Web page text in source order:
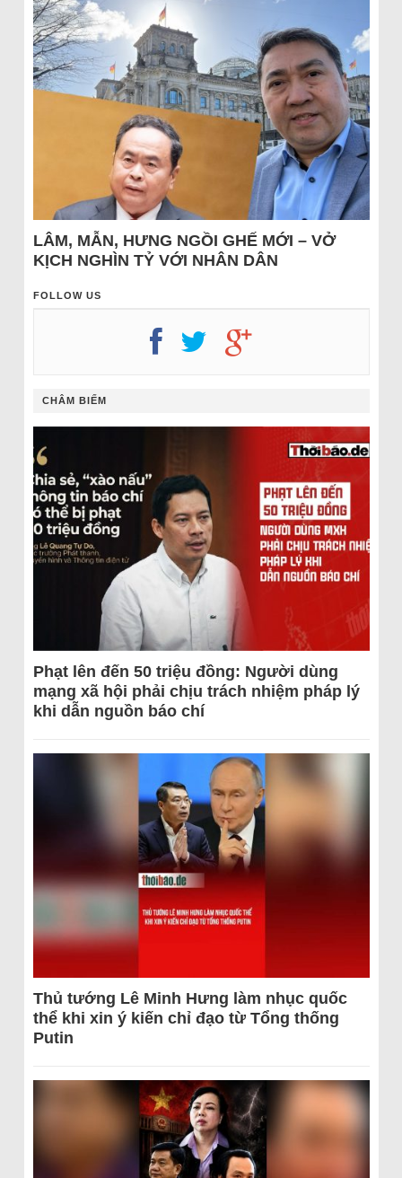
LÂM, MẪN, HƯNG NGỒI GHẾ MỚI – VỞ
KỊCH NGHÌN TỶ VỚI NHÂN DÂN
FOLLOW US
CHÂM BIẾM
Phạt lên đến 50 triệu đồng: Người dùng
mạng xã hội phải chịu trách nhiệm pháp lý
khi dẫn nguồn báo chí
Thủ tướng Lê Minh Hưng làm nhục quốc
thể khi xin ý kiến chỉ đạo từ Tổng thống
Putin